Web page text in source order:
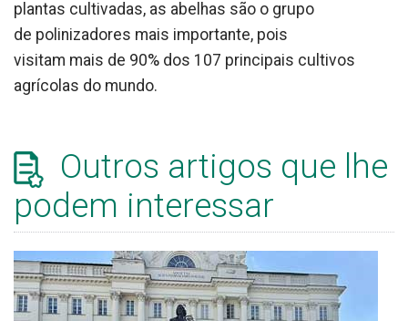
plantas cultivadas, as abelhas são o grupo
de polinizadores mais importante, pois
visitam mais de 90% dos 107 principais cultivos
agrícolas do mundo.
Outros artigos que lhe
podem interessar